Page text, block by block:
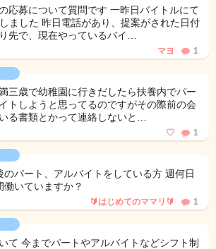
応募について質問です 一昨日バイトルにて
ました 昨日電話があり、提案がされた日付
先で、現在やっているバイ…
マヨ 1
三歳で幼稚園に行きだしたら扶養内でパー
トしようと思ってるのですがその際前の会
る書類とかって連絡しないと…
♡ 1
のパート、アルバイトをしている方 週何日
働いていますか？
🔰はじめてのママリ🔰 1
て 今までパートやアルバイトなどシフト制